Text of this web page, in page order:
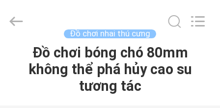
TRANG
2026
Ningbo
Đồ chơi nhai thú cưng
Đồ chơi bóng chó 80mm
không thể phá hủy cao su
tương tác